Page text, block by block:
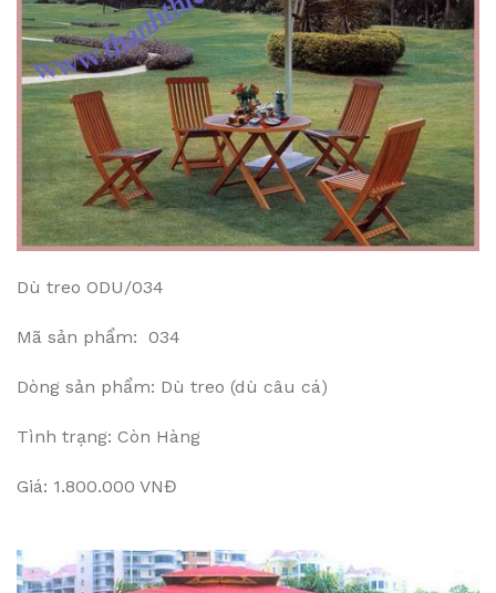
Dù treo ODU/034
Mã sản phẩm: 034
Dòng sản phẩm: Dù treo (dù câu cá)
Tình trạng: Còn Hàng
Giá: 1.800.000 VNĐ